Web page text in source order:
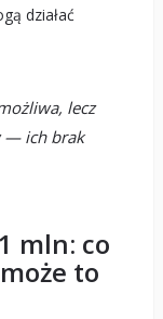
działać
lecz
— ich brak
mln: co
to